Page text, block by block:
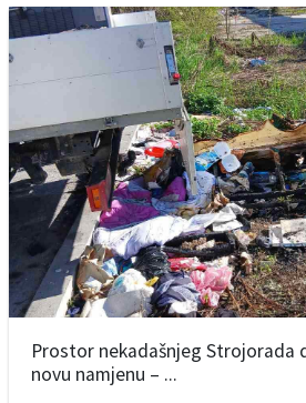
Prostor nekadašnjeg Strojorada
novu namjenu – ...